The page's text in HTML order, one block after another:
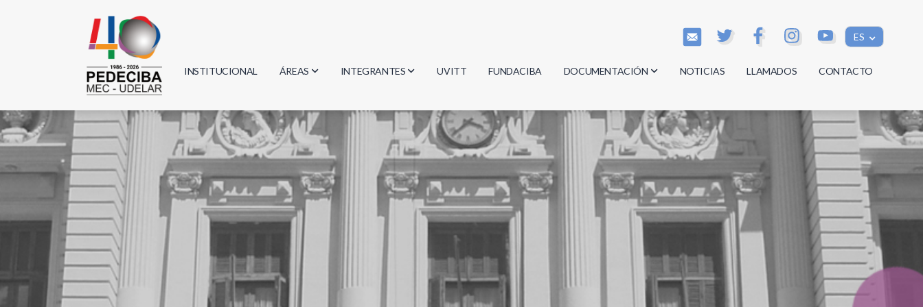
ES
INSTITUCIONAL ÁREAS
Biología
Física
Geociencias
Informática
Matemática
INTEGRANTES
Investigadores
Estudiantes
Egresados
UVITT FUNDACIBA DOCUMENTACIÓN
Actas
Reglamentos
Documentos
NOTICIAS LLAMADOS CONTACTO